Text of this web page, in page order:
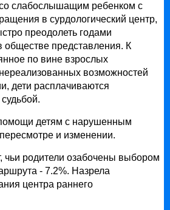
слабослышащим ребенком с
в сурдологический центр,
преодолеть годами
представления. К
по вине взрослых
возможностей
дети расплачиваются
детям с нарушенным
и изменении.
чьи родители озабочены выбором
- 7.2%. Назрела
центра раннего